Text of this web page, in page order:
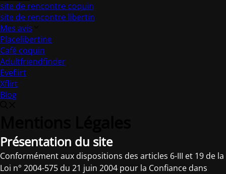
site de rencontre coquin
site de rencontre libertin
Mes avis
Placelibertine
Café coquin
Adultfriendfinder
Eveflirt
Xflirt
Blog
Présentation du site
Conformément aux dispositions des articles 6-III et 19 de la
Loi n° 2004-575 du 21 juin 2004 pour la Confiance dans